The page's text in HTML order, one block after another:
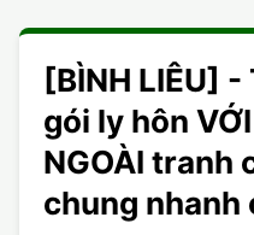
LUẬT SƯ
CHUYÊN VIÊN
TUYỂN DỤNG
DÂN SỰ
DOANH NGHIỆP
DÂN SỰ
[BÌNH LIÊU]
gói ly hôn
NGOÀI tranh
chung nhanh